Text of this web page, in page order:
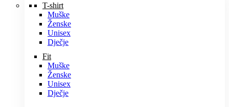
T-shirt
Muške
Ženske
Unisex
Dječje
Fit
Muške
Ženske
Unisex
Dječje